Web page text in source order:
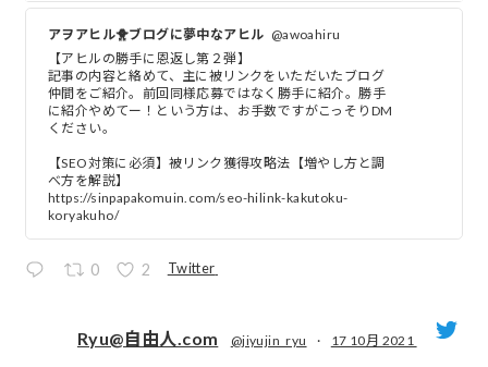
アヲアヒル🐥ブログに夢中なアヒル @awoahiru
【アヒルの勝手に恩返し第２弾】
記事の内容と絡めて、主に被リンクをいただいたブログ
仲間をご紹介。前回同様応募ではなく勝手に紹介。勝手
に紹介やめてー！という方は、お手数ですがこっそりDM
ください。
【SEO対策に必須】被リンク獲得攻略法【増やし方と調
べ方を解説】
https://sinpapakomuin.com/seo-hilink-kakutoku-
koryakuho/
0 2 Twitter
Ryu@自由人.com @jiyujin_ryu · 17 10月 2021